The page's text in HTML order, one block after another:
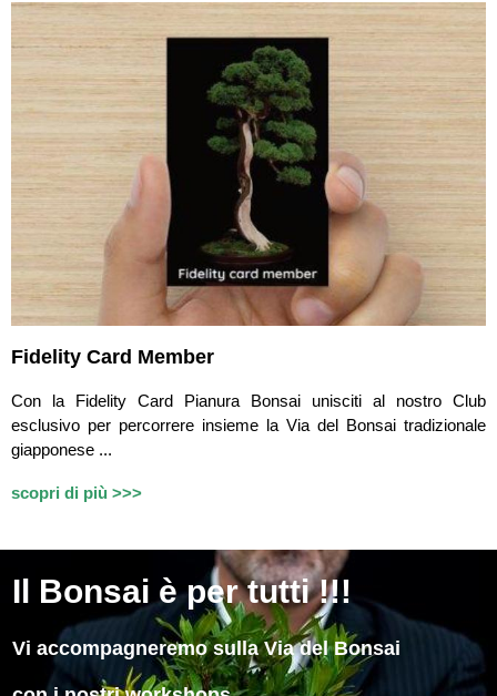
Fidelity Card Member
Con la Fidelity Card Pianura Bonsai unisciti al nostro Club
esclusivo per percorrere insieme la Via del Bonsai tradizionale
giapponese ...
scopri di più >>>
Il Bonsai è per tutti !!!
Vi accompagneremo sulla Via del Bonsai